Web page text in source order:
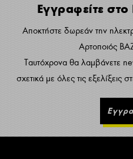
Εγγραφείτε
Αποκτήστε δωρεάν την
Αρτοποιός
Ταυτόχρονα θα λαμβάνετε
σχετικά με όλες τις εξελίξεις